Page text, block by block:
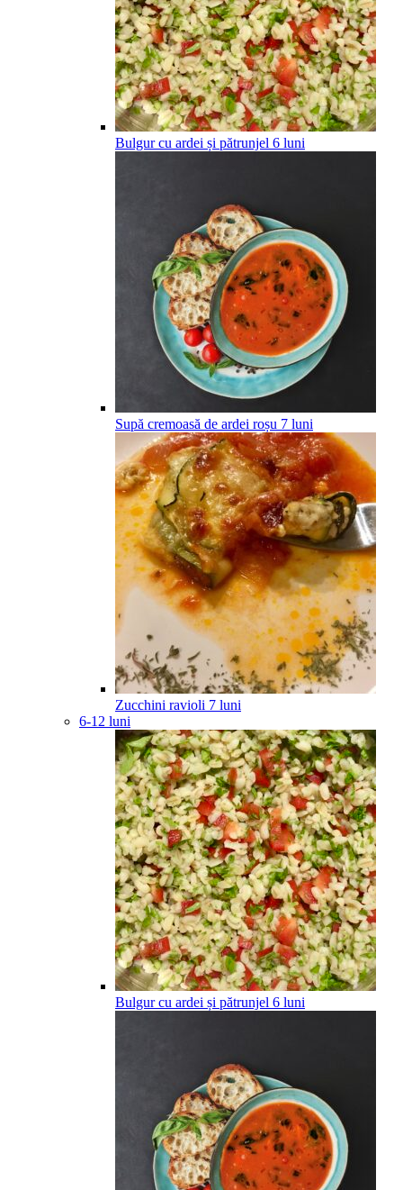
Bulgur cu ardei și pătrunjel 6 luni
Supă cremoasă de ardei roșu 7 luni
Zucchini ravioli 7 luni
6-12 luni
Bulgur cu ardei și pătrunjel 6 luni